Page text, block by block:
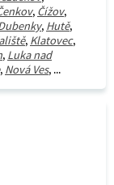
, Čížov,
, Hutě,
, Klatovec,
, Luka nad
, Nová Ves, ...